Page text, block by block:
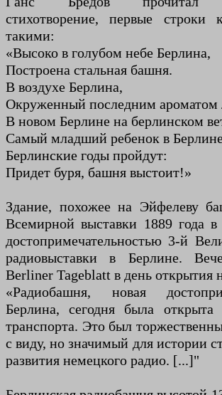
стихотворение, первые строки
такими:
«Высоко в голубом небе Берлина,
Построена стальная башня.
В воздухе Берлина,
Окруженный последним ароматом
В новом Берлине на берлинском
Самый младший ребенок в
Берлинские годы пройдут:
Придет буря, башня выстоит!»
Здание, похожее на Эйфелеву
Всемирной выставки 1889 года
достопримечательностью 3-й
радиовыставки в Берлине.
Berliner Tageblatt в день открытия
«Радиобашня, новая
Берлина, сегодня была
транспорта. Это был
с виду, но значимый для истории
развития немецкого радио. [...]"